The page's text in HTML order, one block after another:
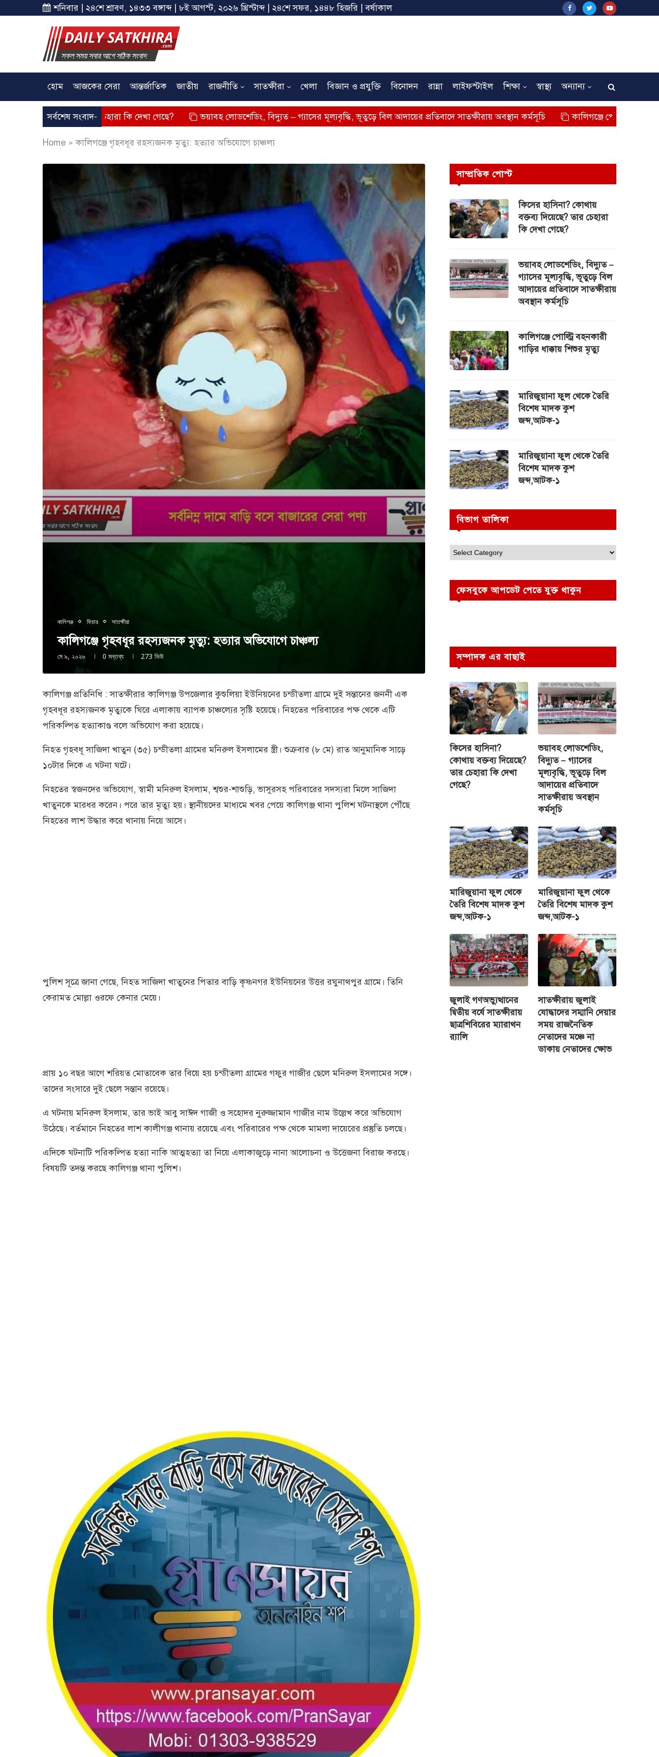
শনিবার | ২৪শে শ্রাবণ, ১৪৩৩ বঙ্গাব্দ | ৮ই আগস্ট, ২০২৬ খ্রিস্টাব্দ | ২৪শে সফর, ১৪৪৮ হিজরি | বর্ষাকাল
হোম আজকের সেরা আন্তর্জাতিক জাতীয় রাজনীতি সাতক্ষীরা খেলা বিজ্ঞান ও প্রযুক্তি বিনোদন রান্না লাইফস্টাইল শিক্ষা স্বাস্থ্য অন্যান্য
সর্বশেষ সংবাদ-
তার চেহারা কি দেখা গেছে? ভয়াবহ লোডশেডিং, বিদ্যুত – গ্যাসের মূল্যবৃদ্ধি, ভূতুড়ে বিল আদায়ের প্রতিবাদে সাতক্ষীরায় অবস্থান কর্মসূচি কালিগঞ্জে পোল্ট্রি বহনকারী গাড়ির
Home »কালিগঞ্জে গৃহবধূর রহস্যজনক মৃত্যু: হত্যার অভিযোগে চাঞ্চল্য
কালিগঞ্জ ফিচার সাতক্ষীরা
কালিগঞ্জে গৃহবধূর রহস্যজনক মৃত্যু: হত্যার অভিযোগে চাঞ্চল্য
মে ৯, ২০২৬ 0 মন্তব্য 273 ভিউ
কালিগঞ্জ প্রতিনিধি : সাতক্ষীরার কালিগঞ্জ উপজেলার কুশুলিয়া ইউনিয়নের চন্ডীতলা গ্রামে দুই সন্তানের জননী এক
গৃহবধূর রহস্যজনক মৃত্যুকে ঘিরে এলাকায় ব্যাপক চাঞ্চল্যের সৃষ্টি হয়েছে। নিহতের পরিবারের পক্ষ থেকে এটি
পরিকল্পিত হত্যাকাণ্ড বলে অভিযোগ করা হয়েছে।
নিহত গৃহবধূ সাজিদা খাতুন (৩৫) চন্ডীতলা গ্রামের মনিরুল ইসলামের স্ত্রী। শুক্রবার (৮ মে) রাত আনুমানিক সাড়ে
১০টার দিকে এ ঘটনা ঘটে।
নিহতের স্বজনদের অভিযোগ, স্বামী মনিরুল ইসলাম, শ্বশুর-শাশুড়ি, ভাসুরসহ পরিবারের সদস্যরা মিলে সাজিদা
খাতুনকে মারধর করেন। পরে তার মৃত্যু হয়। স্থানীয়দের মাধ্যমে খবর পেয়ে কালিগঞ্জ থানা পুলিশ ঘটনাস্থলে পৌঁছে
নিহতের লাশ উদ্ধার করে থানায় নিয়ে আসে।
পুলিশ সূত্রে জানা গেছে, নিহত সাজিদা খাতুনের পিতার বাড়ি কৃষ্ণনগর ইউনিয়নের উত্তর রঘুনাথপুর গ্রামে। তিনি
কেরামত মোল্লা ওরফে কেনার মেয়ে।
প্রায় ১০ বছর আগে শরিয়ত মোতাবেক তার বিয়ে হয় চন্ডীতলা গ্রামের গফুর গাজীর ছেলে মনিরুল ইসলামের সঙ্গে।
তাদের সংসারে দুই ছেলে সন্তান রয়েছে।
এ ঘটনায় মনিরুল ইসলাম, তার ভাই আবু সাঈদ গাজী ও সহোদর নুরুজ্জামান গাজীর নাম উল্লেখ করে অভিযোগ
উঠেছে। বর্তমানে নিহতের লাশ কালীগঞ্জ থানায় রয়েছে এবং পরিবারের পক্ষ থেকে মামলা দায়েরের প্রস্তুতি চলছে।
এদিকে ঘটনাটি পরিকল্পিত হত্যা নাকি আত্মহত্যা তা নিয়ে এলাকাজুড়ে নানা আলোচনা ও উত্তেজনা বিরাজ করছে।
বিষয়টি তদন্ত করছে কালিগঞ্জ থানা পুলিশ।
সাম্প্রতিক পোস্ট
কিসের হাসিনা? কোথায়
বক্তব্য দিয়েছে? তার চেহারা
কি দেখা গেছে?
ভয়াবহ লোডশেডিং, বিদ্যুত –
গ্যাসের মূল্যবৃদ্ধি, ভূতুড়ে বিল
আদায়ের প্রতিবাদে সাতক্ষীরায়
অবস্থান কর্মসূচি
কালিগঞ্জে পোল্ট্রি বহনকারী
গাড়ির ধাক্কায় শিশুর মৃত্যু
মারিজুয়ানা ফুল থেকে তৈরি
বিশেষ মাদক কুশ
জব্দ,আটক-১
মারিজুয়ানা ফুল থেকে তৈরি
বিশেষ মাদক কুশ
জব্দ,আটক-১
বিভাগ তালিকা
ফেসবুকে আপডেট পেতে যুক্ত থাকুন
সম্পাদক এর বাছাই
কিসের হাসিনা?
কোথায় বক্তব্য দিয়েছে?
তার চেহারা কি দেখা
গেছে?
ভয়াবহ লোডশেডিং,
বিদ্যুত – গ্যাসের
মূল্যবৃদ্ধি, ভূতুড়ে বিল
আদায়ের প্রতিবাদে
সাতক্ষীরায় অবস্থান
কর্মসূচি
মারিজুয়ানা ফুল থেকে
তৈরি বিশেষ মাদক কুশ
জব্দ,আটক-১
মারিজুয়ানা ফুল থেকে
তৈরি বিশেষ মাদক কুশ
জব্দ,আটক-১
জুলাই গণঅভ্যুত্থানের
দ্বিতীয় বর্ষে সাতক্ষীরায়
ছাত্রশিবিরের ম্যারাথন
র‌্যালি
সাতক্ষীরায় জুলাই
যোদ্ধাদের সম্মানি দেয়ার
সময় রাজনৈতিক
নেতাদের মঞ্চে না
ডাকায় নেতাদের ক্ষোভ